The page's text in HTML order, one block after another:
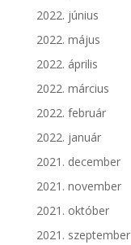
2022. június
2022. május
2022. április
2022. március
2022. február
2022. január
2021. december
2021. november
2021. október
2021. szeptember